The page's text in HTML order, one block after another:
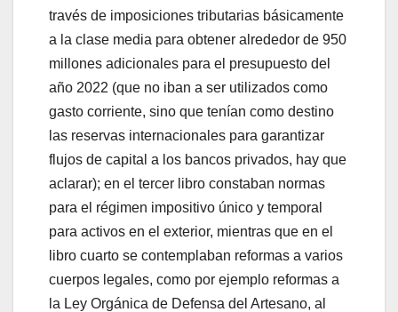
través de imposiciones tributarias básicamente
a la clase media para obtener alrededor de 950
millones adicionales para el presupuesto del
año 2022 (que no iban a ser utilizados como
gasto corriente, sino que tenían como destino
las reservas internacionales para garantizar
flujos de capital a los bancos privados, hay que
aclarar); en el tercer libro constaban normas
para el régimen impositivo único y temporal
para activos en el exterior, mientras que en el
libro cuarto se contemplaban reformas a varios
cuerpos legales, como por ejemplo reformas a
la Ley Orgánica de Defensa del Artesano, al